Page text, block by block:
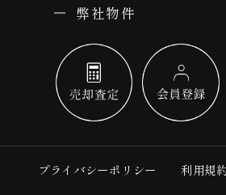
弊社物件
プライバシーポリシー 利用規